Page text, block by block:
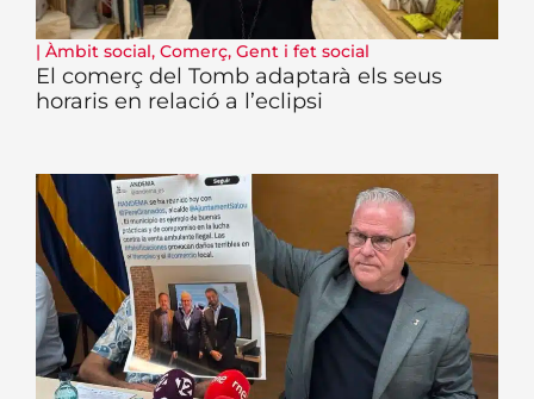
| Àmbit social, Comerç, Gent i fet social
El comerç del Tomb adaptarà els seus
horaris en relació a l’eclipsi